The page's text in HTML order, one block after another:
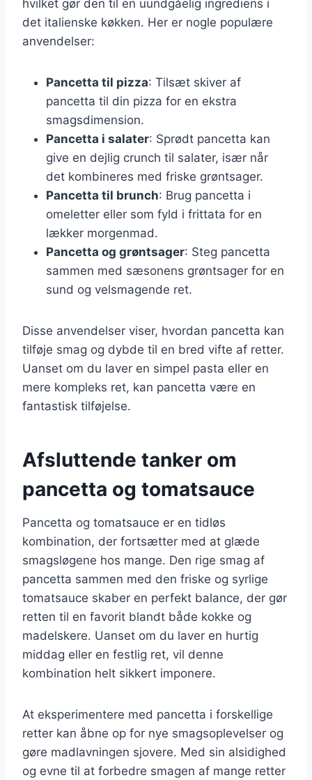
hvilket gør den til en uundgåelig ingrediens i
det italienske køkken. Her er nogle populære
anvendelser:
Pancetta til pizza: Tilsæt skiver af
pancetta til din pizza for en ekstra
smagsdimension.
Pancetta i salater: Sprødt pancetta kan
give en dejlig crunch til salater, især når
det kombineres med friske grøntsager.
Pancetta til brunch: Brug pancetta i
omeletter eller som fyld i frittata for en
lækker morgenmad.
Pancetta og grøntsager: Steg pancetta
sammen med sæsonens grøntsager for en
sund og velsmagende ret.
Disse anvendelser viser, hvordan pancetta kan
tilføje smag og dybde til en bred vifte af retter.
Uanset om du laver en simpel pasta eller en
mere kompleks ret, kan pancetta være en
fantastisk tilføjelse.
Afsluttende tanker om
pancetta og tomatsauce
Pancetta og tomatsauce er en tidløs
kombination, der fortsætter med at glæde
smagsløgene hos mange. Den rige smag af
pancetta sammen med den friske og syrlige
tomatsauce skaber en perfekt balance, der gør
retten til en favorit blandt både kokke og
madelskere. Uanset om du laver en hurtig
middag eller en festlig ret, vil denne
kombination helt sikkert imponere.
At eksperimentere med pancetta i forskellige
retter kan åbne op for nye smagsoplevelser og
gøre madlavningen sjovere. Med sin alsidighed
og evne til at forbedre smagen af mange retter